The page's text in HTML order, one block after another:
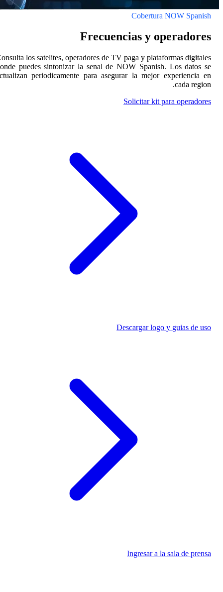
Consulta los satelites,
donde puedes
actualizan